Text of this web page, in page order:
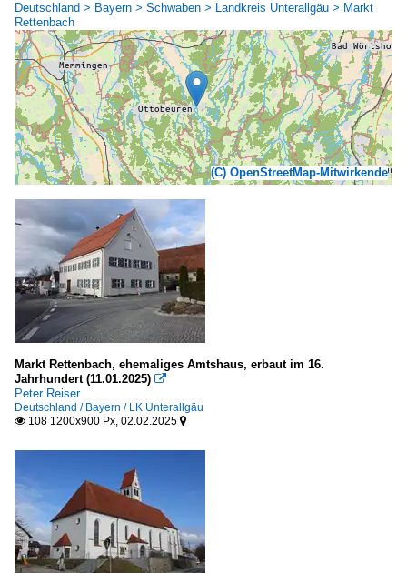
Deutschland > Bayern > Schwaben > Landkreis Unterallgäu > Markt
Rettenbach
(C) OpenStreetMap-Mitwirkende
Markt Rettenbach, ehemaliges Amtshaus, erbaut im 16.
Jahrhundert (11.01.2025) 
Peter Reiser
Deutschland / Bayern / LK Unterallgäu
 108 1200x900 Px, 02.02.2025 